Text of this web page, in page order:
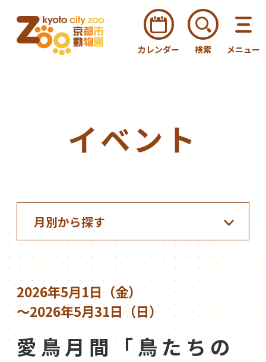
カレンダー 検索 メニュー
イベント
2026年5月1日（金）
～2026年5月31日（日）
愛鳥月間「鳥たちの